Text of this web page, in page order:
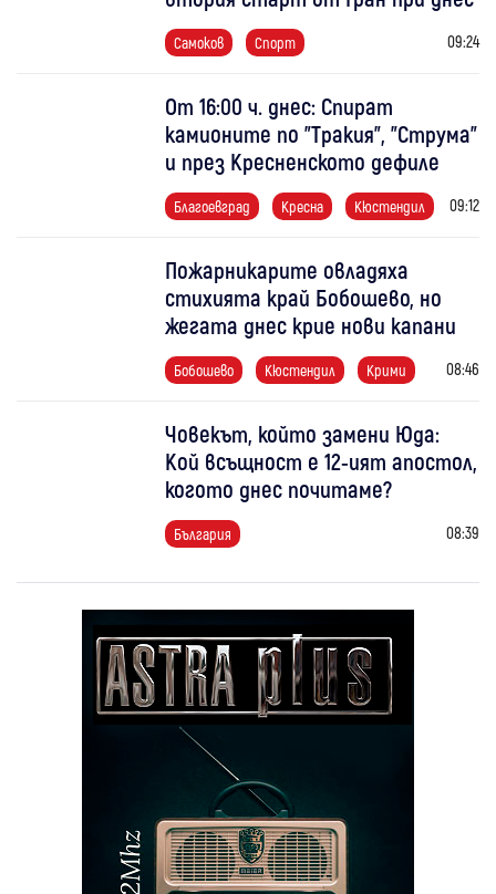
Самоков Спорт 09:24
От 16:00 ч. днес: Спират
камионите по "Тракия", "Струма"
и през Кресненското дефиле
Благоевград Кресна Кюстендил 09:12
Пожарникарите овладяха
стихията край Бобошево, но
жегата днес крие нови капани
Бобошево Кюстендил Крими 08:46
Човекът, който замени Юда:
Кой всъщност е 12-ият апостол,
когото днес почитаме?
България 08:39